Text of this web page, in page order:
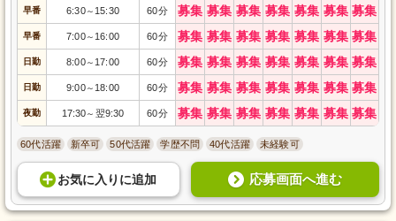
早番 6:30～ 15:30 60分 募集 募集 募集 募集 募集 募集 募集
早番 7:00～ 16:00 60分 募集 募集 募集 募集 募集 募集 募集
日勤 8:00～ 17:00 60分 募集 募集 募集 募集 募集 募集 募集
日勤 9:00～ 18:00 60分 募集 募集 募集 募集 募集 募集 募集
夜勤 17:30～ 翌9:30 60分 募集 募集 募集 募集 募集 募集 募集
60代活躍 新卒可 50代活躍 学歴不問 40代活躍 未経験可
お気に入り に追加 応募画面へ進む